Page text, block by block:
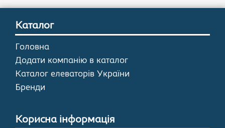
Каталог
Головна
Додати компанію в каталог
Каталог елеваторів України
Бренди
Корисна інформація